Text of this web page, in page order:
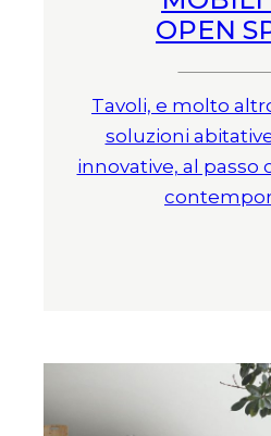
OPEN
Tavoli, e molto
soluzioni
innovative, al passo